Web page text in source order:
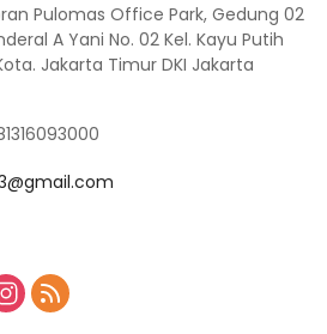
Pulomas Office Park, Gedung 02
A Yani No. 02 Kel. Kayu Putih
Jakarta Timur DKI Jakarta